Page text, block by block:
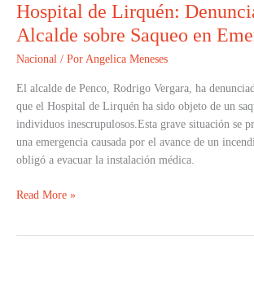
Hospital de Lirquén:
Alcalde sobre Saqueo en
Nacional / Por Angelica Meneses
El alcalde de Penco, Rodrigo Vergara, ha
que el Hospital de Lirquén ha sido objeto de un
individuos inescrupulosos.Esta grave situación se
una emergencia causada por el avance de un
obligó a evacuar la instalación médica.
Lirquén:
Denuncia
del
Alcalde
Read More »